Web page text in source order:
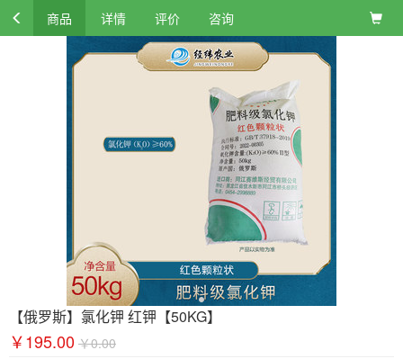
商品 详情 评价 咨询
【俄罗斯】氯化钾 红钾【50KG】
￥195.00 ￥0.00